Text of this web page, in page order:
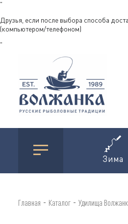
"
Друзья, если после выбора способа
(компьютером/телефоном)
"
Зима
Главная - Каталог - Удилища